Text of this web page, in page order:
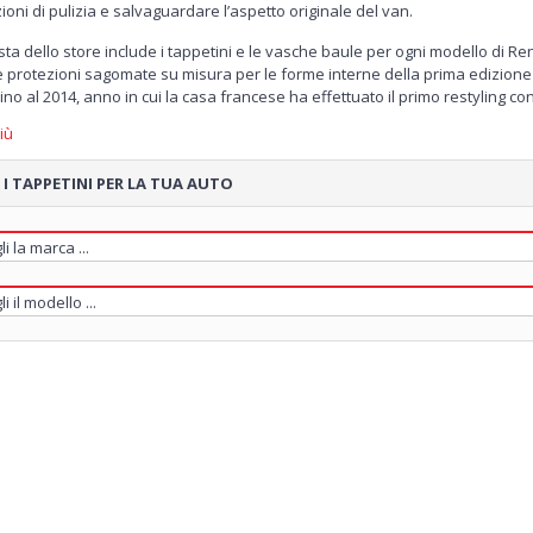
di pulizia e salvaguardare l’aspetto originale del van.
dello store include i tappetini e le vasche baule per ogni modello di
protezioni sagomate su misura per le forme interne della prima
al 2014, anno in cui la casa francese ha effettuato il primo restyling
per offrire un grande comfort in ogni viaggio a tutti i passeggeri. Non
per chi utilizza il veicolo per la propria attività lavorativa. Tra le
tappetini a vaschetta 3D, la soluzione ideale per proteggere il
5cm.
il tuo set potrai infine scegliere una delle vasche baule su
Proteggi il tuo Renault Trafic con tappetini e vasche baule di grande
delle esclusive offerte riservate alla vendita online.
I TAPPETINI PER LA TUA AUTO